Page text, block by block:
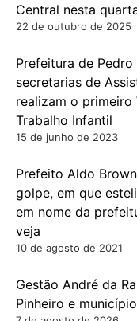
Central nesta
22 de outubro de 2025
Prefeitura de
secretarias de
realizam o
Trabalho Infantil
15 de junho de 2023
Prefeito Aldo
golpe, em que
em nome da
veja
10 de agosto de 2021
Gestão André da
Pinheiro e